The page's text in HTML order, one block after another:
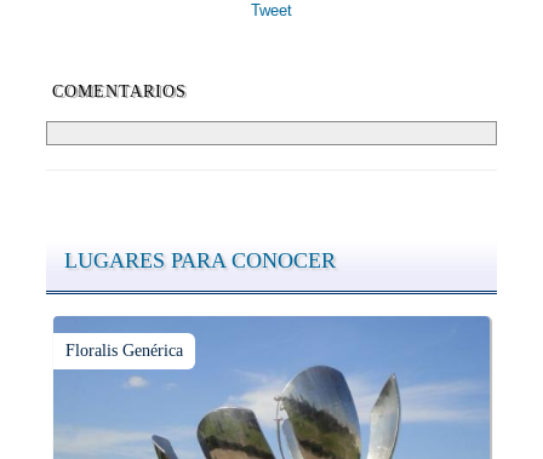
Tweet
COMENTARIOS
LUGARES PARA CONOCER
Floralis Genérica